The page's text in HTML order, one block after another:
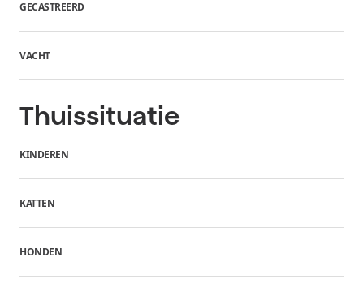
GECASTREERD
VACHT
Thuissituatie
KINDEREN
KATTEN
HONDEN